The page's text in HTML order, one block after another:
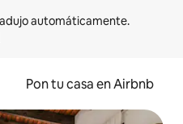
Pon tu casa en Airbnb